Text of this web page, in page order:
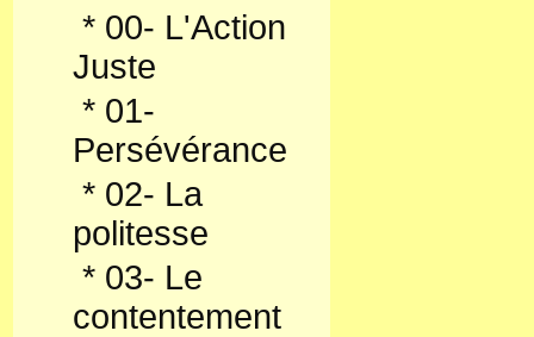
* 00- L'Action
Juste
* 01-
Persévérance
* 02- La
politesse
* 03- Le
contentement